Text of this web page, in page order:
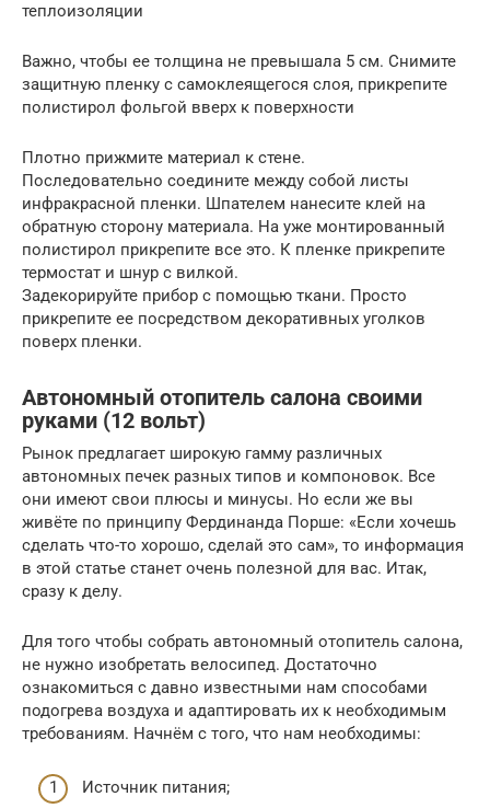
теплоизоляции
Важно, чтобы ее толщина не превышала 5 см. Снимите
защитную пленку с самоклеящегося слоя, прикрепите
полистирол фольгой вверх к поверхности
Плотно прижмите материал к стене.
Последовательно соедините между собой листы
инфракрасной пленки. Шпателем нанесите клей на
обратную сторону материала. На уже монтированный
полистирол прикрепите все это. К пленке прикрепите
термостат и шнур с вилкой.
Задекорируйте прибор с помощью ткани. Просто
прикрепите ее посредством декоративных уголков
поверх пленки.
Автономный отопитель салона своими
руками (12 вольт)
Рынок предлагает широкую гамму различных
автономных печек разных типов и компоновок. Все
они имеют свои плюсы и минусы. Но если же вы
живёте по принципу Фердинанда Порше: «Если хочешь
сделать что-то хорошо, сделай это сам», то информация
в этой статье станет очень полезной для вас. Итак,
сразу к делу.
Для того чтобы собрать автономный отопитель салона,
не нужно изобретать велосипед. Достаточно
ознакомиться с давно известными нам способами
подогрева воздуха и адаптировать их к необходимым
требованиям. Начнём с того, что нам необходимы:
Источник питания;